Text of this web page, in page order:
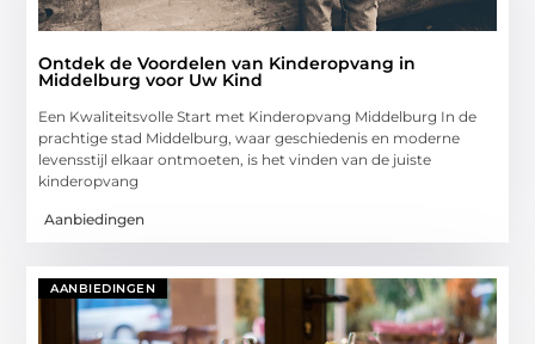
Ontdek de Voordelen van Kinderopvang in
Middelburg voor Uw Kind
Een Kwaliteitsvolle Start met Kinderopvang Middelburg In de
prachtige stad Middelburg, waar geschiedenis en moderne
levensstijl elkaar ontmoeten, is het vinden van de juiste
kinderopvang
Aanbiedingen
AANBIEDINGEN